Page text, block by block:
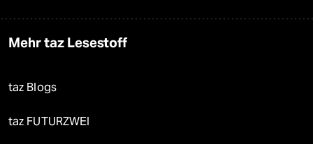
Mehr taz Lesestoff
taz Blogs
taz FUTURZWEI